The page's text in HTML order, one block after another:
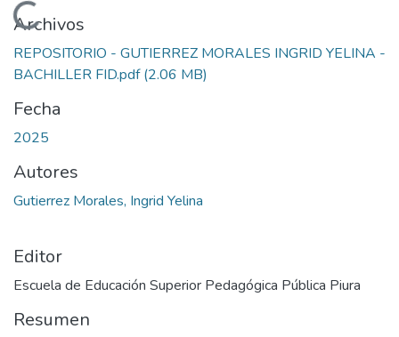
Cargando...
Archivos
REPOSITORIO - GUTIERREZ MORALES INGRID YELINA -
BACHILLER FID.pdf(2.06 MB)
Fecha
2025
Autores
Gutierrez Morales, Ingrid Yelina
Editor
Escuela de Educación Superior Pedagógica Pública Piura
Resumen